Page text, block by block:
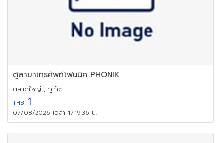
ตู้สาขาโทรศัพท์โฟนนิค PHONIK
ตลาดใหญ่ , ภูเก็ต
THB 1
07/08/2026 เวลา 17:19:36 น.